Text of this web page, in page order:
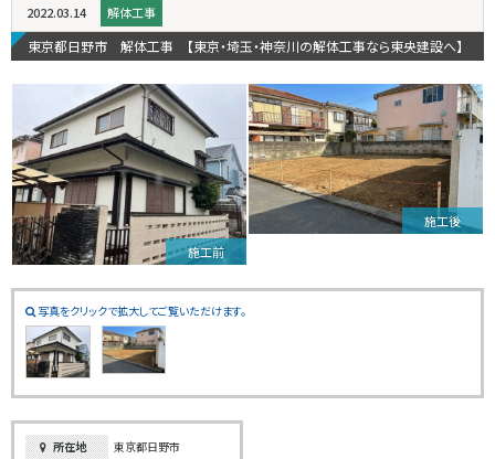
2022.03.14 解体工事
東京都日野市 解体工事 【東京・埼玉・神奈川の解体工事なら東央建設へ】
施工前
施工後
写真をクリックで拡大してご覧いただけます。
所在地
東京都日野市